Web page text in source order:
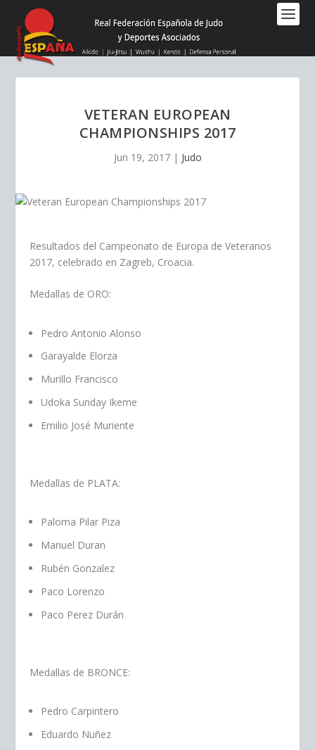
este
sitio
web
VETERAN EUROPEAN
CHAMPIONSHIPS 2017
Jun 19, 2017| Judo
Resultados del Campeonato de Europa de Veteranos
2017, celebrado en Zagreb, Croacia.
Medallas de ORO:
Pedro Antonio Alonso
Garayalde Elorza
Murillo Francisco
Udoka Sunday Ikeme
Emilio José Muriente
Medallas de PLATA:
Paloma Pilar Piza
Manuel Duran
Rubén Gonzalez
Paco Lorenzo
Paco Perez Durán
Medallas de BRONCE:
Pedro Carpintero
Eduardo Nuñez